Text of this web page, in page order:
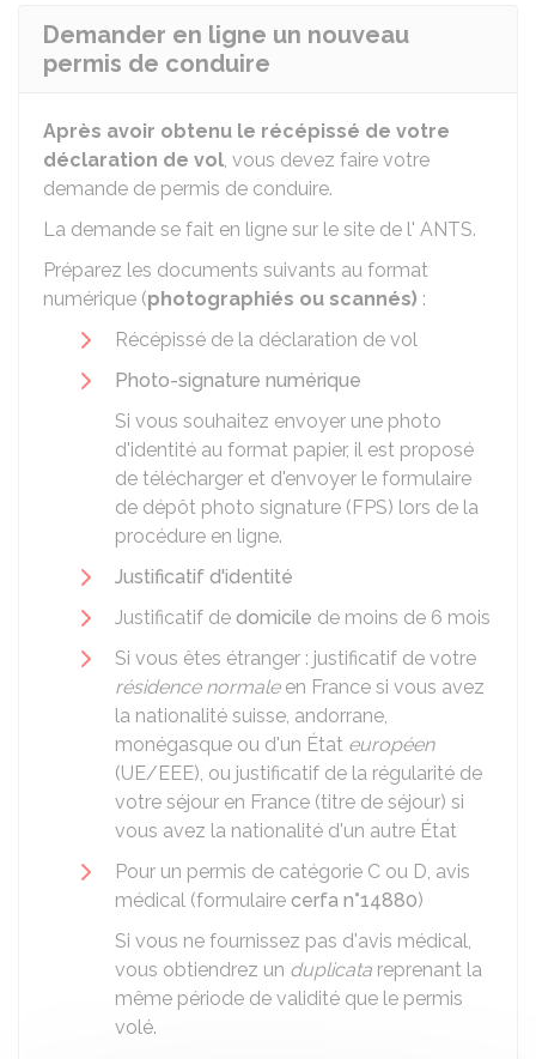
Demander en ligne un nouveau
permis de conduire
Après avoir obtenu le récépissé de votre
déclaration de vol, vous devez faire votre
demande de permis de conduire.
La demande se fait en ligne sur le site de l' ANTS.
Préparez les documents suivants au format
numérique (photographiés ou scannés) :
Récépissé de la déclaration de vol
Photo-signature numérique
Si vous souhaitez envoyer une photo
d'identité au format papier, il est proposé
de télécharger et d'envoyer le formulaire
de dépôt photo signature (FPS) lors de la
procédure en ligne.
Justificatif d'identité
Justificatif de domicile de moins de 6 mois
Si vous êtes étranger : justificatif de votre
résidence normaleen France si vous avez
la nationalité suisse, andorrane,
monégasque ou d'un État européen
(UE/EEE), ou justificatif de la régularité de
votre séjour en France (titre de séjour) si
vous avez la nationalité d'un autre État
Pour un permis de catégorie C ou D, avis
médical (formulaire cerfa n°14880)
Si vous ne fournissez pas d'avis médical,
vous obtiendrez un duplicata reprenant la
même période de validité que le permis
volé.